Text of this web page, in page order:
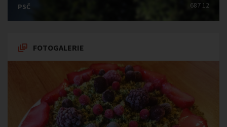
PSČ
687 12
FOTOGALERIE